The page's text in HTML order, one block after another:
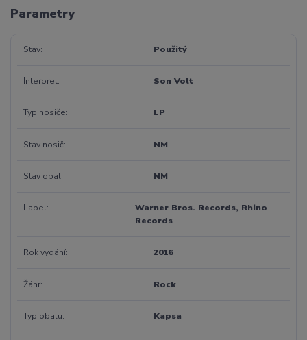
Parametry
Stav Použitý
Interpret Son Volt
Typ nosiče LP
Stav nosič NM
Stav obal NM
Label
Warner Bros. Records, Rhino
Records
Rok vydání 2016
Žánr Rock
Typ obalu Kapsa